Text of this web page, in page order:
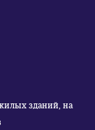
зданий, на